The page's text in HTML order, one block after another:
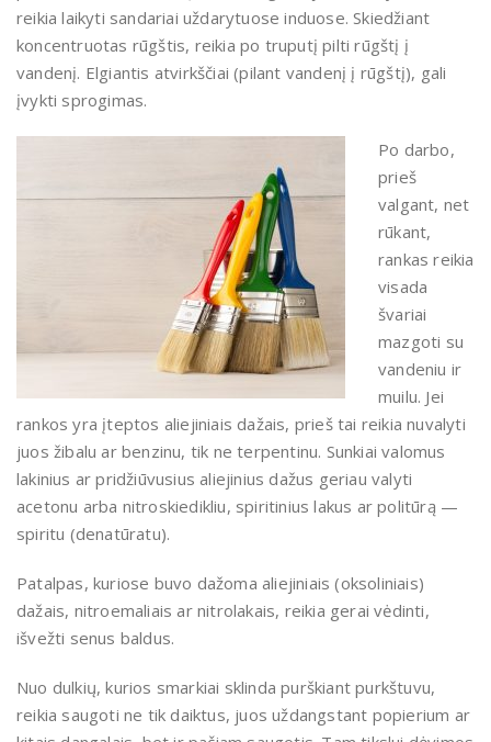
reikia laikyti sandariai uždarytuose induose. Skiedžiant
koncentruotas rūgštis, reikia po truputį pilti rūgštį į
vandenį. Elgiantis atvirkščiai (pilant vandenį į rūgštį), gali
įvykti sprogimas.
Po darbo,
prieš
valgant, net
rūkant,
rankas reikia
visada
švariai
mazgoti su
vandeniu ir
muilu. Jei
rankos yra įteptos aliejiniais dažais, prieš tai reikia nuvalyti
juos žibalu ar benzinu, tik ne terpentinu. Sunkiai valomus
lakinius ar pridžiūvusius aliejinius dažus geriau valyti
acetonu arba nitroskiedikliu, spiritinius lakus ar politūrą —
spiritu (denatūratu).
Patalpas, kuriose buvo dažoma aliejiniais (oksoliniais)
dažais, nitroemaliais ar nitrolakais, reikia gerai vėdinti,
išvežti senus baldus.
Nuo dulkių, kurios smarkiai sklinda purškiant purkštuvu,
reikia saugoti ne tik daiktus, juos uždangstant popierium ar